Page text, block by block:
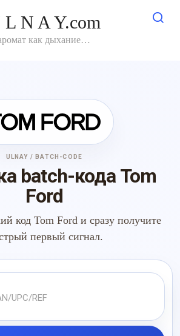
L N A Y.com
как дыхание…
ULNAY / BATCH-CODE
batch-кода Tom
Ford
код Tom Ford и сразу получите
первый сигнал.